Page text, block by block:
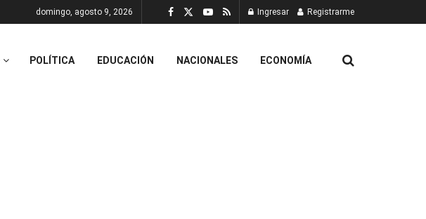
domingo, agosto 9, 2026 Ingresar Registrarme
POLÍTICA EDUCACIÓN NACIONALES ECONOMÍA